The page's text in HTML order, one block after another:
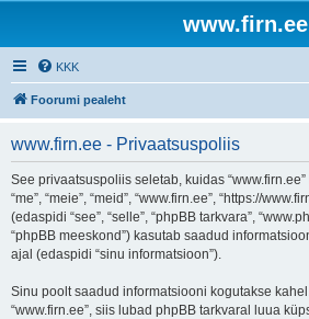
www.firn.ee
KKK
Foorumi pealeht
www.firn.ee - Privaatsuspoliis
See privaatsuspoliis seletab, kuidas
“me”, “meie”, “meid”, “www.firn.ee”, “https://
(edaspidi “see”, “selle”, “phpBB tarkvara”,
“phpBB meeskond”) kasutab saadud
ajal (edaspidi “sinu informatsioon”).
Sinu poolt saadud informatsiooni kogutakse
“www.firn.ee”, siis lubad phpBB tarkvaral luua